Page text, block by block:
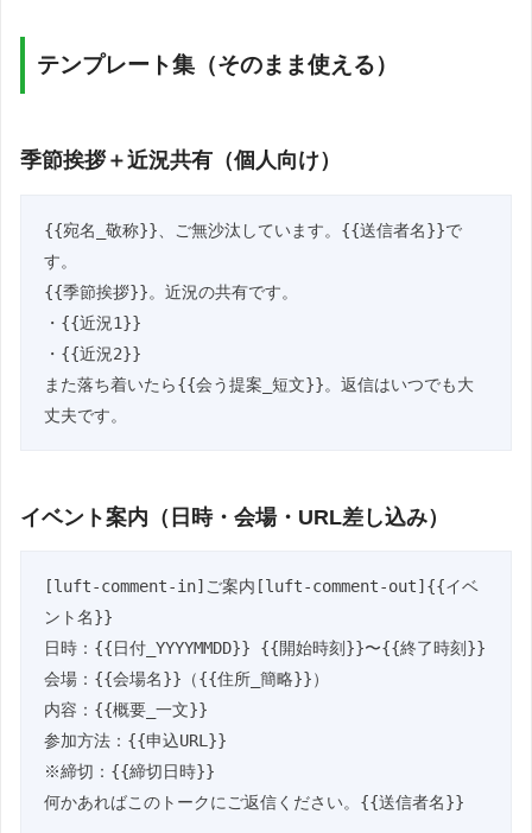
テンプレート集（そのまま使える）
季節挨拶＋近況共有（個人向け）
{{宛名_敬称}}、ご無沙汰しています。{{送信者名}}で
す。
{{季節挨拶}}。近況の共有です。
・{{近況1}}
・{{近況2}}
また落ち着いたら{{会う提案_短文}}。返信はいつでも大
丈夫です。
イベント案内（日時・会場・URL差し込み）
[luft-comment-in]ご案内[luft-comment-out]{{イベ
ント名}}
日時：{{日付_YYYYMMDD}} {{開始時刻}}〜{{終了時刻}}
会場：{{会場名}}（{{住所_簡略}}）
内容：{{概要_一文}}
参加方法：{{申込URL}}
※締切：{{締切日時}}
何かあればこのトークにご返信ください。{{送信者名}}